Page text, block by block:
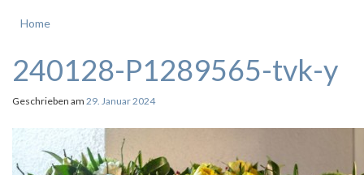
Home
240128-P1289565-tvk-y
Geschrieben am 29. Januar 2024